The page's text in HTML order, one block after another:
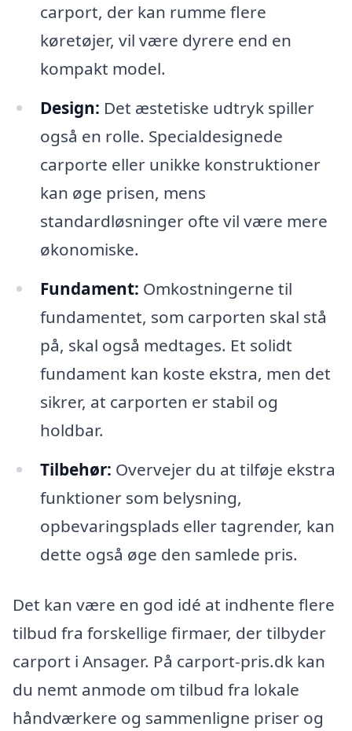
carport, der kan rumme flere
køretøjer, vil være dyrere end en
kompakt model.
Design: Det æstetiske udtryk spiller
også en rolle. Specialdesignede
carporte eller unikke konstruktioner
kan øge prisen, mens
standardløsninger ofte vil være mere
økonomiske.
Fundament: Omkostningerne til
fundamentet, som carporten skal stå
på, skal også medtages. Et solidt
fundament kan koste ekstra, men det
sikrer, at carporten er stabil og
holdbar.
Tilbehør: Overvejer du at tilføje ekstra
funktioner som belysning,
opbevaringsplads eller tagrender, kan
dette også øge den samlede pris.
Det kan være en god idé at indhente flere
tilbud fra forskellige firmaer, der tilbyder
carport i Ansager. På carport-pris.dk kan
du nemt anmode om tilbud fra lokale
håndværkere og sammenligne priser og